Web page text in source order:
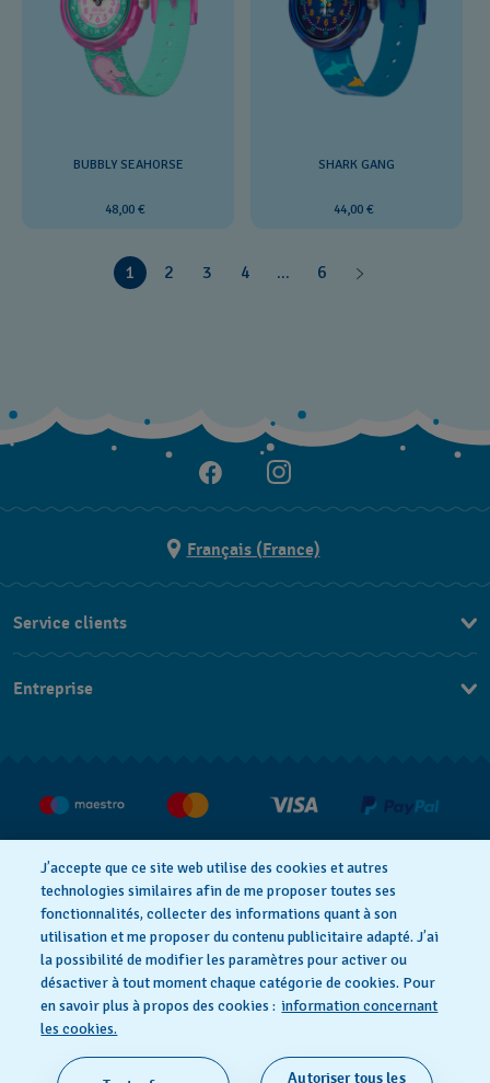
BUBBLY SEAHORSE
48,00 €
SHARK GANG
44,00 €
1 2 3 4 ... 6
Français (France)
Service clients
Questions fréquentes
Droit de rétractation
Entreprise
Déclaration de confidentialité
Cookies
J’accepte que ce site web utilise des cookies et autres
technologies similaires afin de me proposer toutes ses
fonctionnalités, collecter des informations quant à son
utilisation et me proposer du contenu publicitaire adapté. J’ai
la possibilité de modifier les paramètres pour activer ou
désactiver à tout moment chaque catégorie de cookies. Pour
en savoir plus à propos des cookies : information concernant
les cookies.
Autoriser tous les